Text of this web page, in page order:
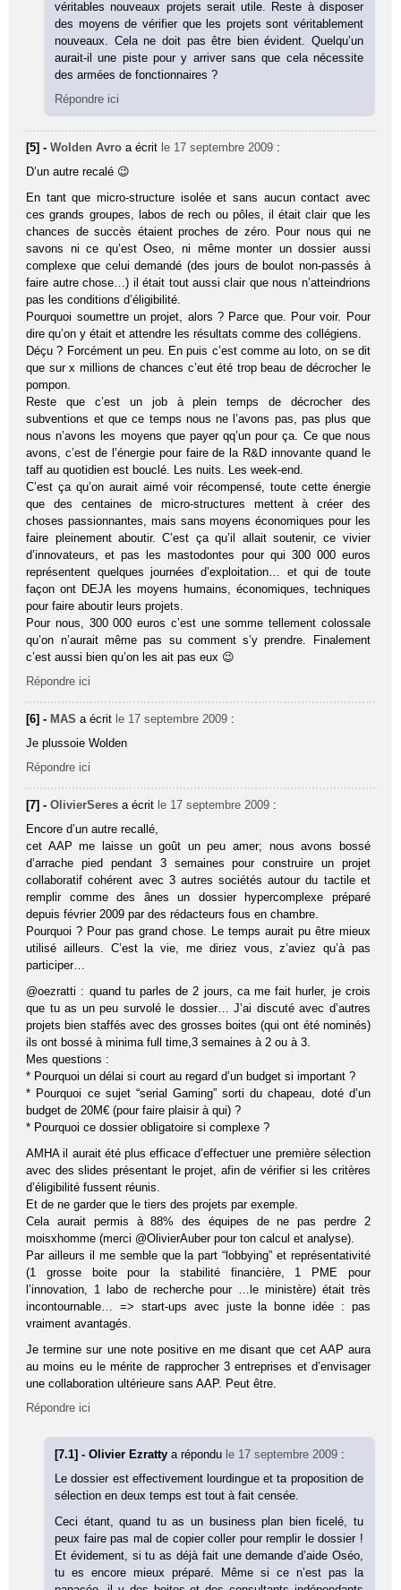
véritables nouveaux projets serait utile. Reste à disposer
des moyens de vérifier que les projets sont véritablement
nouveaux. Cela ne doit pas être bien évident. Quelqu’un
aurait-il une piste pour y arriver sans que cela nécessite
des armées de fonctionnaires ?
Répondre ici
[5] -Wolden Avro a écrit le 17 septembre 2009 :
D’un autre recalé 😉
En tant que micro-structure isolée et sans aucun contact avec
ces grands groupes, labos de rech ou pôles, il était clair que les
chances de succès étaient proches de zéro. Pour nous qui ne
savons ni ce qu’est Oseo, ni même monter un dossier aussi
complexe que celui demandé (des jours de boulot non-passés à
faire autre chose…) il était tout aussi clair que nous n’atteindrions
pas les conditions d’éligibilité.
Pourquoi soumettre un projet, alors ? Parce que. Pour voir. Pour
dire qu’on y était et attendre les résultats comme des collégiens.
Déçu ? Forcément un peu. En puis c’est comme au loto, on se dit
que sur x millions de chances c’eut été trop beau de décrocher le
pompon.
Reste que c’est un job à plein temps de décrocher des
subventions et que ce temps nous ne l’avons pas, pas plus que
nous n’avons les moyens que payer qq’un pour ça. Ce que nous
avons, c’est de l’énergie pour faire de la R&D innovante quand le
taff au quotidien est bouclé. Les nuits. Les week-end.
C’est ça qu’on aurait aimé voir récompensé, toute cette énergie
que des centaines de micro-structures mettent à créer des
choses passionnantes, mais sans moyens économiques pour les
faire pleinement aboutir. C’est ça qu’il allait soutenir, ce vivier
d’innovateurs, et pas les mastodontes pour qui 300 000 euros
représentent quelques journées d’exploitation… et qui de toute
façon ont DEJA les moyens humains, économiques, techniques
pour faire aboutir leurs projets.
Pour nous, 300 000 euros c’est une somme tellement colossale
qu’on n’aurait même pas su comment s’y prendre. Finalement
c’est aussi bien qu’on les ait pas eux 😉
Répondre ici
[6] - MAS a écrit le 17 septembre 2009 :
Je plussoie Wolden
Répondre ici
[7] -OlivierSeres a écrit le 17 septembre 2009 :
Encore d’un autre recallé,
cet AAP me laisse un goût un peu amer; nous avons bossé
d’arrache pied pendant 3 semaines pour construire un projet
collaboratif cohérent avec 3 autres sociétés autour du tactile et
remplir comme des ânes un dossier hypercomplexe préparé
depuis février 2009 par des rédacteurs fous en chambre.
Pourquoi ? Pour pas grand chose. Le temps aurait pu être mieux
utilisé ailleurs. C’est la vie, me diriez vous, z’aviez qu’à pas
participer…
@oezratti : quand tu parles de 2 jours, ca me fait hurler, je crois
que tu as un peu survolé le dossier… J’ai discuté avec d’autres
projets bien staffés avec des grosses boites (qui ont été nominés)
ils ont bossé à minima full time,3 semaines à 2 ou à 3.
Mes questions :
* Pourquoi un délai si court au regard d’un budget si important ?
* Pourquoi ce sujet “serial Gaming” sorti du chapeau, doté d’un
budget de 20M€ (pour faire plaisir à qui) ?
* Pourquoi ce dossier obligatoire si complexe ?
AMHA il aurait été plus efficace d’effectuer une première sélection
avec des slides présentant le projet, afin de vérifier si les critères
d’éligibilité fussent réunis.
Et de ne garder que le tiers des projets par exemple.
Cela aurait permis à 88% des équipes de ne pas perdre 2
moisxhomme (merci @OlivierAuber pour ton calcul et analyse).
Par ailleurs il me semble que la part “lobbying” et représentativité
(1 grosse boite pour la stabilité financière, 1 PME pour
l’innovation, 1 labo de recherche pour …le ministère) était très
incontournable… => start-ups avec juste la bonne idée : pas
vraiment avantagés.
Je termine sur une note positive en me disant que cet AAP aura
au moins eu le mérite de rapprocher 3 entreprises et d’envisager
une collaboration ultérieure sans AAP. Peut être.
Répondre ici
[7.1] - Olivier Ezrattya répondu le 17 septembre 2009 :
Le dossier est effectivement lourdingue et ta proposition de
sélection en deux temps est tout à fait censée.
Ceci étant, quand tu as un business plan bien ficelé, tu
peux faire pas mal de copier coller pour remplir le dossier !
Et évidement, si tu as déjà fait une demande d’aide Oséo,
tu es encore mieux préparé. Même si ce n’est pas la